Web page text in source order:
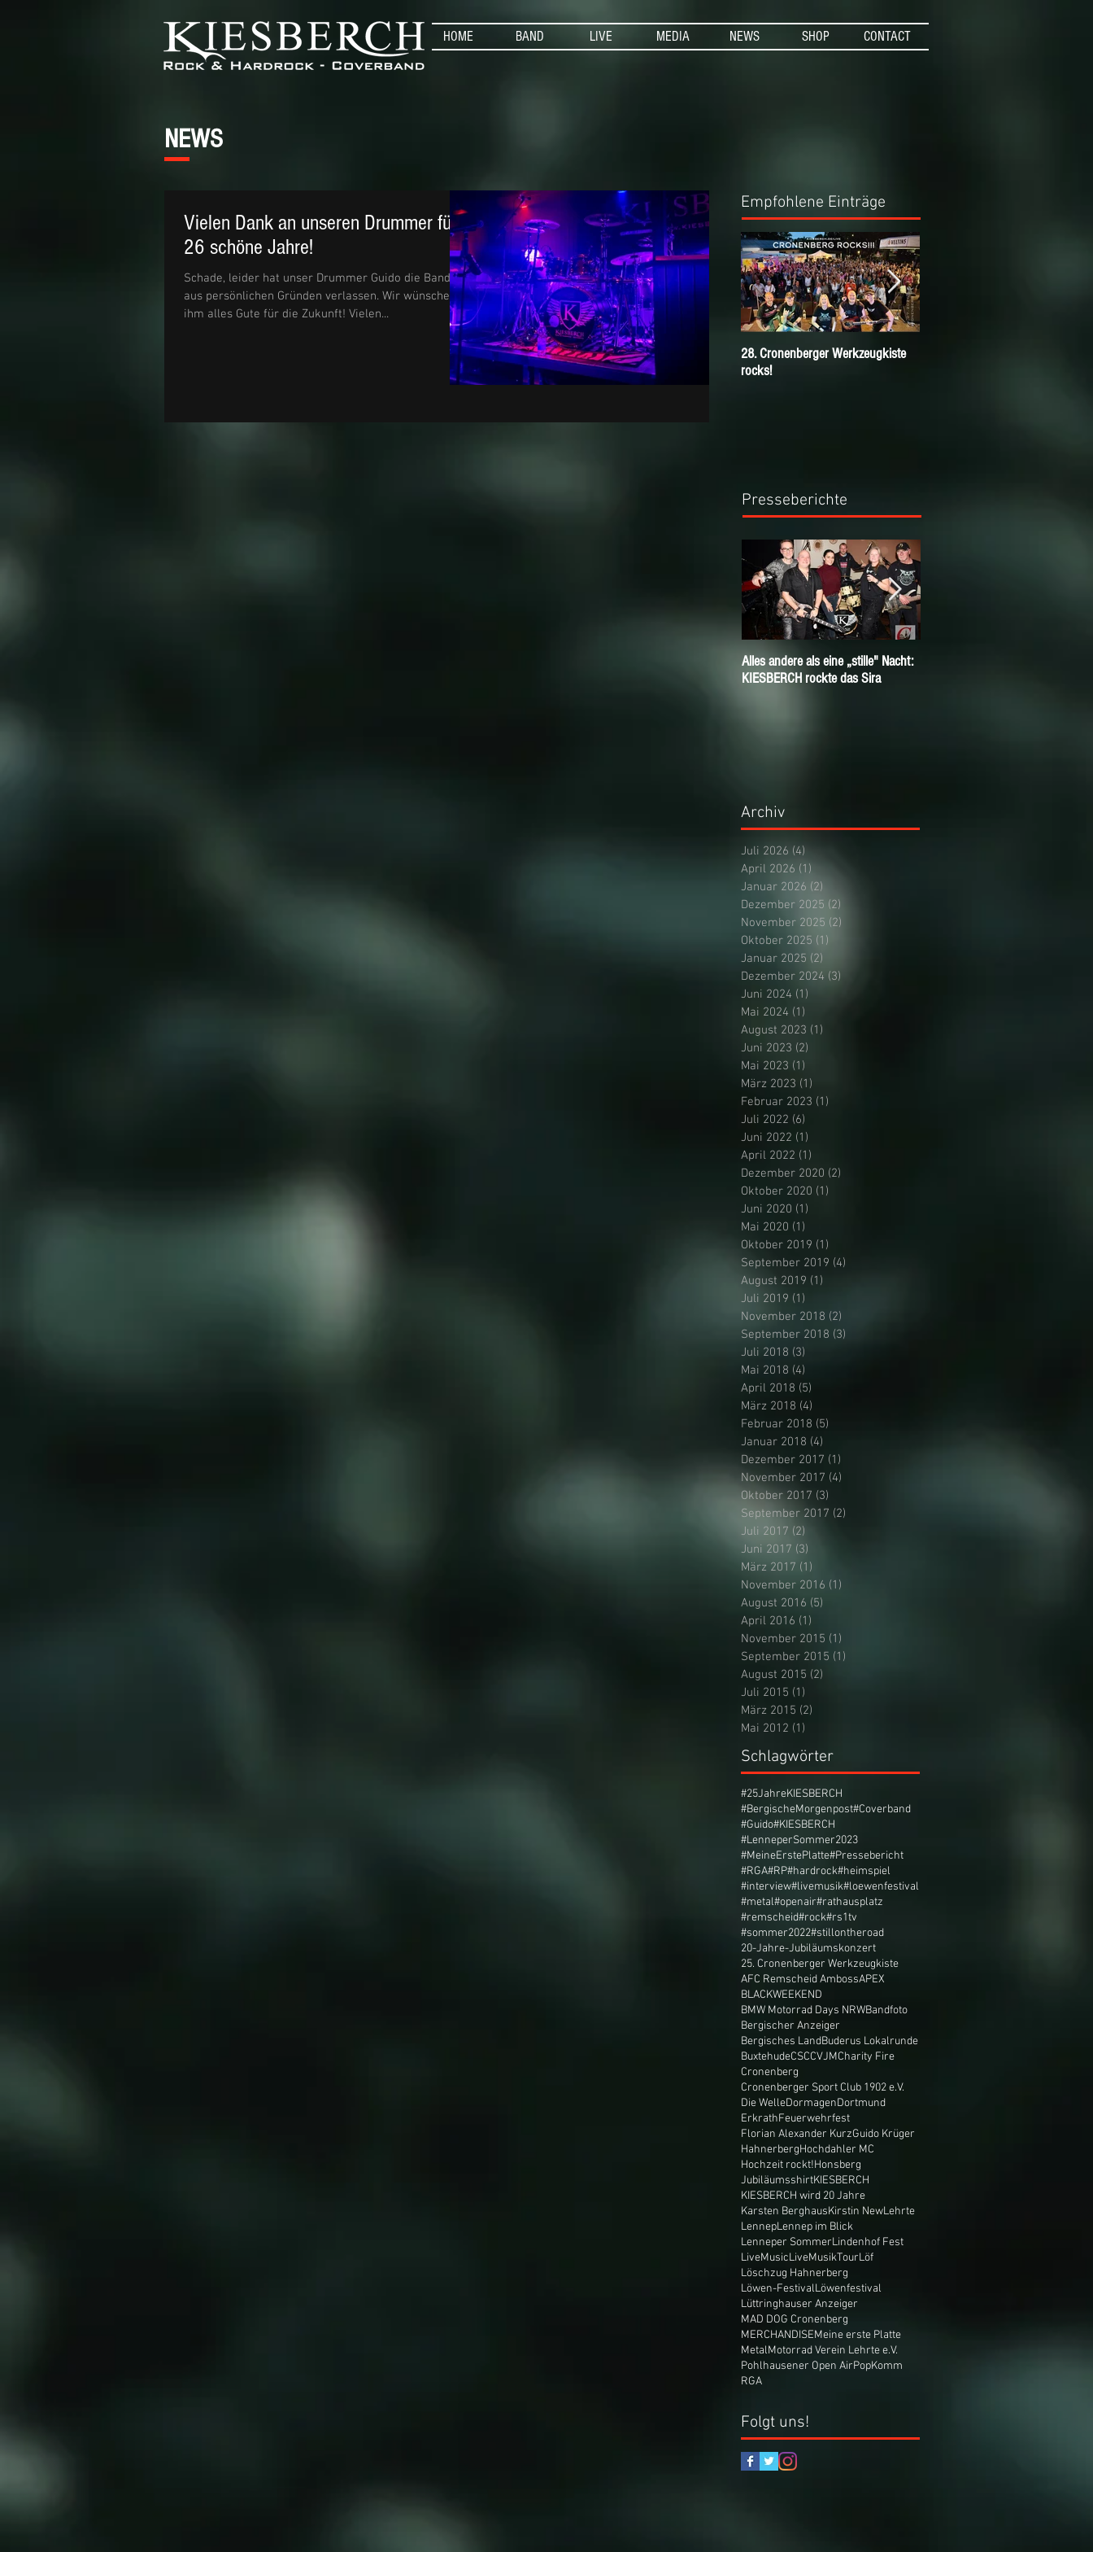
HOME BAND LIVE MEDIA NEWS SHOP CONTACT
NEWS
Vielen Dank an unseren Drummer für
26 schöne Jahre!
Schade, leider hat unser Drummer Guido die Band
aus persönlichen Gründen verlassen. Wir wünschen
ihm alles Gute für die Zukunft! Vielen...
Empfohlene Einträge
28. Cronenberger Werkzeugkiste
rocks!
Presseberichte
Alles andere als eine „stille" Nacht:
KIESBERCH rockte das Sira
Archiv
Juli 2026 (4)
April 2026 (1)
Januar 2026 (2)
Dezember 2025 (2)
November 2025 (2)
Oktober 2025 (1)
Januar 2025 (2)
Dezember 2024 (3)
Juni 2024 (1)
Mai 2024 (1)
August 2023 (1)
Juni 2023 (2)
Mai 2023 (1)
März 2023 (1)
Februar 2023 (1)
Juli 2022 (6)
Juni 2022 (1)
April 2022 (1)
Dezember 2020 (2)
Oktober 2020 (1)
Juni 2020 (1)
Mai 2020 (1)
Oktober 2019 (1)
September 2019 (4)
August 2019 (1)
Juli 2019 (1)
November 2018 (2)
September 2018 (3)
Juli 2018 (3)
Mai 2018 (4)
April 2018 (5)
März 2018 (4)
Februar 2018 (5)
Januar 2018 (4)
Dezember 2017 (1)
November 2017 (4)
Oktober 2017 (3)
September 2017 (2)
Juli 2017 (2)
Juni 2017 (3)
März 2017 (1)
November 2016 (1)
August 2016 (5)
April 2016 (1)
November 2015 (1)
September 2015 (1)
August 2015 (2)
Juli 2015 (1)
März 2015 (2)
Mai 2012 (1)
Schlagwörter
#25JahreKIESBERCH
#BergischeMorgenpost#Coverband
#Guido#KIESBERCH
#LenneperSommer2023
#MeineErstePlatte#Pressebericht
#RGA#RP#hardrock#heimspiel
#interview#livemusik#loewenfestival
#metal#openair#rathausplatz
#remscheid#rock#rs1tv
#sommer2022#stillontheroad
20-Jahre-Jubiläumskonzert
25. Cronenberger Werkzeugkiste
AFC Remscheid AmbossAPEX
BLACKWEEKEND
BMW Motorrad Days NRWBandfoto
Bergischer Anzeiger
Bergisches LandBuderus Lokalrunde
BuxtehudeCSCCVJMCharity Fire
Cronenberg
Cronenberger Sport Club 1902 e.V.
Die WelleDormagenDortmund
ErkrathFeuerwehrfest
Florian Alexander KurzGuido Krüger
HahnerbergHochdahler MC
Hochzeit rockt!Honsberg
JubiläumsshirtKIESBERCH
KIESBERCH wird 20 Jahre
Karsten BerghausKirstin NewLehrte
LennepLennep im Blick
Lenneper SommerLindenhof Fest
LiveMusicLiveMusikTourLöf
Löschzug Hahnerberg
Löwen-FestivalLöwenfestival
Lüttringhauser Anzeiger
MAD DOG Cronenberg
MERCHANDISEMeine erste Platte
MetalMotorrad Verein Lehrte e.V.
Pohlhausener Open AirPopKomm
RGA
Folgt uns!